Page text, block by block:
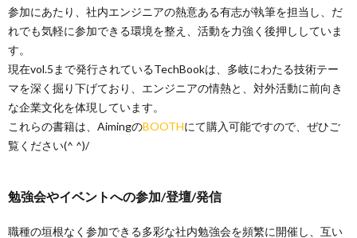
参加にあたり、社内エンジニアの熱意ある有志が執筆を担当し、だ
れでも気軽に参加できる環境を整え、活動を力強く後押ししていま
す。
現在vol.5まで発行されているTechBookは、多岐にわたる技術テー
マを深く掘り下げており、エンジニアの情熱と、対外活動に前向き
な企業文化を体現しています。
これらの書籍は、AimingのBOOTHにて購入可能ですので、ぜひご
覧ください(^ ^)/
勉強会やイベントへの参加/登壇/発信
職種の垣根なく参加できる多彩な社内勉強会を頻繁に開催し、互い